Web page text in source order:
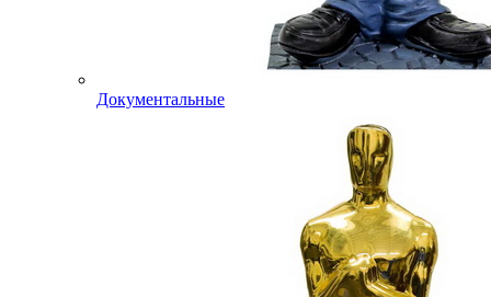
Документальные